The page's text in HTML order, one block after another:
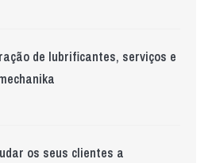
de lubrificantes, serviços e
os seus clientes a